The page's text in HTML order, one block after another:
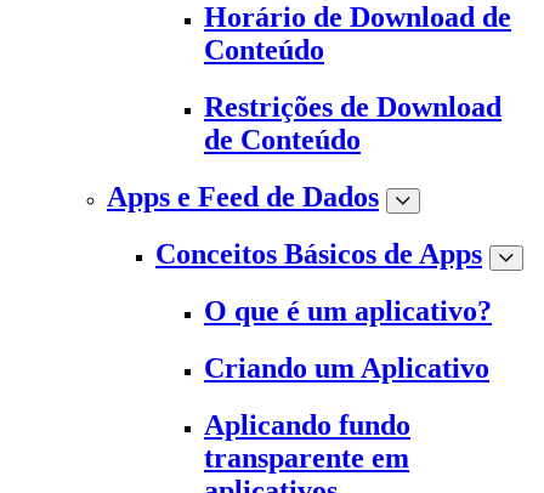
Horário de Download de
Conteúdo
Restrições de Download
de Conteúdo
Apps e Feed de Dados
Conceitos Básicos de Apps
O que é um aplicativo?
Criando um Aplicativo
Aplicando fundo
transparente em